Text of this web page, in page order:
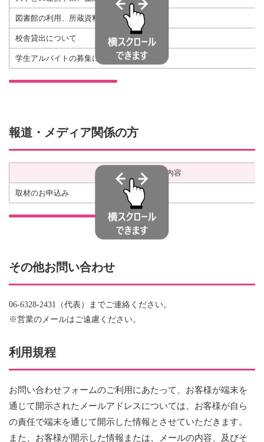
図書館の利用、所蔵資料の閲覧
校舎貸出について
学生アルバイトの募集について
報道・メディア関係の方
お問い合わせ内容
取材のお申込み
その他お問い合わせ
06-6328-2431（代表）までご連絡ください。
※営業のメールはご遠慮ください。
利用規程
お問い合わせフォームのご利用にあたって、お客様が端末を
通じて開示されたメールアドレスについては、お客様が自ら
の責任で端末を通じて開示した情報とさせていただきます。
また、お客様が開示した情報または、メールの内容、及びそ